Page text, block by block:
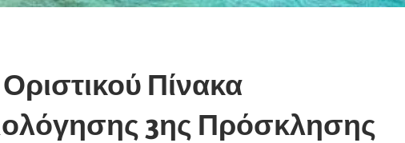
Πίνακα
3ης Πρόσκλησης